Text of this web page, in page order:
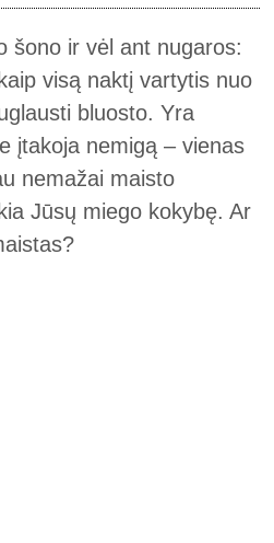
šono ir vėl ant nugaros:
visą naktį vartytis nuo
bluosto. Yra
įtakoja nemigą – vienas
nemažai maisto
Jūsų miego kokybę. Ar